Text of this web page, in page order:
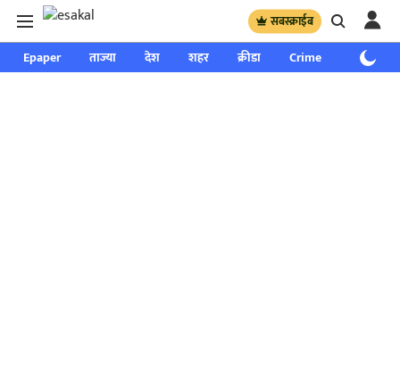
सबस्क्राईब
Epaper ताज्या देश शहर क्रीडा Crime साप्ताहिक